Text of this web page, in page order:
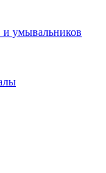
умывальников